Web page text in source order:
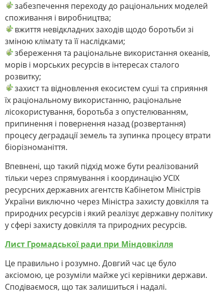
забезпечення переходу до раціональних моделей
споживання і виробництва;
вжиття невідкладних заходів щодо боротьби зі
зміною клімату та її наслідками;
збереження та раціональне використання океанів,
морів і морських ресурсів в інтересах сталого
розвитку;
захист та відновлення екосистем суші та сприяння
їх раціональному використанню, раціональне
лісокористування, боротьба з опустелюванням,
припинення і повернення назад (розвертання)
процесу деградації земель та зупинка процесу втрати
біорізноманіття.
Впевнені, що такий підхід може бути реалізований
тільки через спрямування і координацію УСІХ
ресурсних державних агентств Кабінетом Міністрів
України виключно через Міністра захисту довкілля та
природних ресурсів і який реалізує державну політику
у сфері захисту довкілля та природних ресурсів.
Лист Громадської ради при Міндовкілля
Це правильно і розумно. Довгий час це було
аксіомою, це розуміли майже усі керівники держави.
Сподіваємося, що так залишиться і надалі.